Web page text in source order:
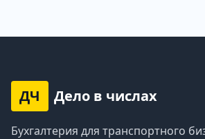
ДЧ Дело в числах
Бухгалтерия для транспортного